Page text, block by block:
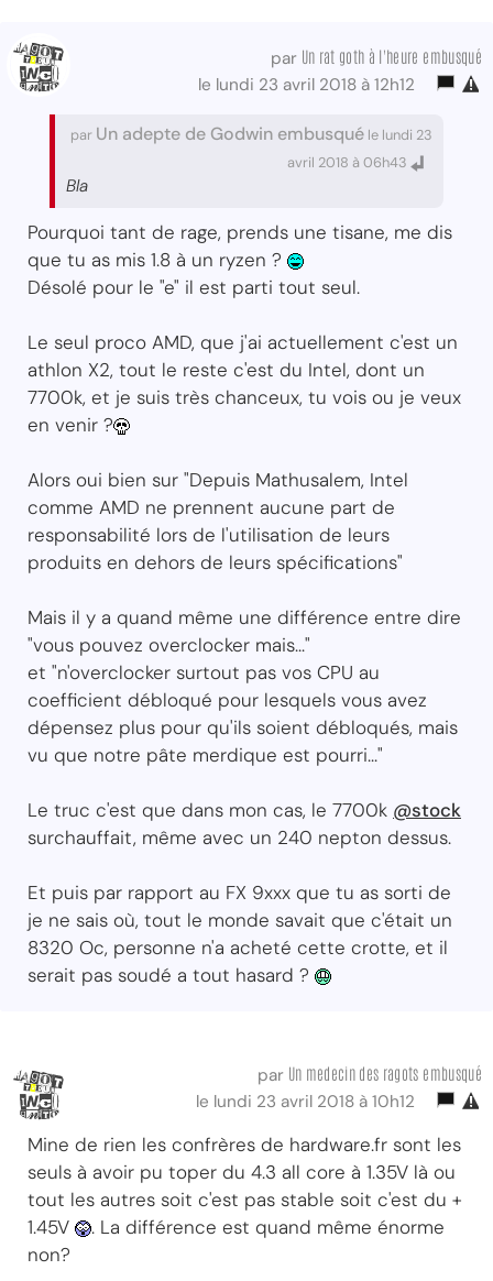
par Un rat goth à l'heure embusqué
le lundi 23 avril 2018 à 12h12
par Un adepte de Godwin embusqué le lundi 23
avril 2018 à 06h43
Bla
Pourquoi tant de rage, prends une tisane, me dis
que tu as mis 1.8 à un ryzen ?
Désolé pour le "e" il est parti tout seul.
Le seul proco AMD, que j'ai actuellement c'est un
athlon X2, tout le reste c'est du Intel, dont un
7700k, et je suis très chanceux, tu vois ou je veux
en venir ?
Alors oui bien sur "Depuis Mathusalem, Intel
comme AMD ne prennent aucune part de
responsabilité lors de l'utilisation de leurs
produits en dehors de leurs spécifications"
Mais il y a quand même une différence entre dire
"vous pouvez overclocker mais..."
et "n'overclocker surtout pas vos CPU au
coefficient débloqué pour lesquels vous avez
dépensez plus pour qu'ils soient débloqués, mais
vu que notre pâte merdique est pourri..."
Le truc c'est que dans mon cas, le 7700k @stock
surchauffait, même avec un 240 nepton dessus.
Et puis par rapport au FX 9xxx que tu as sorti de
je ne sais où, tout le monde savait que c'était un
8320 Oc, personne n'a acheté cette crotte, et il
serait pas soudé a tout hasard ?
par Un medecin des ragots embusqué
le lundi 23 avril 2018 à 10h12
Mine de rien les confrères de hardware.fr sont les
seuls à avoir pu toper du 4.3 all core à 1.35V là ou
tout les autres soit c'est pas stable soit c'est du +
1.45V
. La différence est quand même énorme
non?